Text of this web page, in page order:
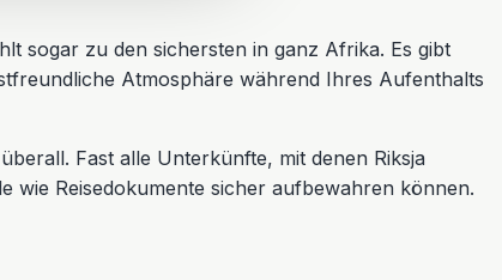
sogar zu den sichersten in ganz Afrika. Es gibt
Atmosphäre während Ihres Aufenthalts
Fast alle Unterkünfte, mit denen Riksja
wie Reisedokumente sicher aufbewahren können.